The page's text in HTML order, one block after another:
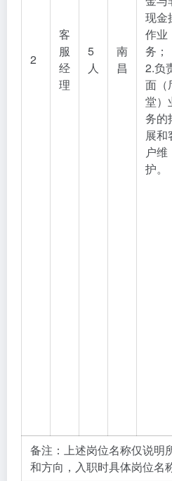
2
客
服
经
理
5
人
南
昌
现金
作业
务；
2.负
面（
堂）
务的
展和
户维
护。
备注：上述岗位名称仅说明
和方向，入职时具体岗位名